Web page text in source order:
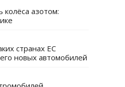
колёса азотом:
странах ЕС
новых автомобилей